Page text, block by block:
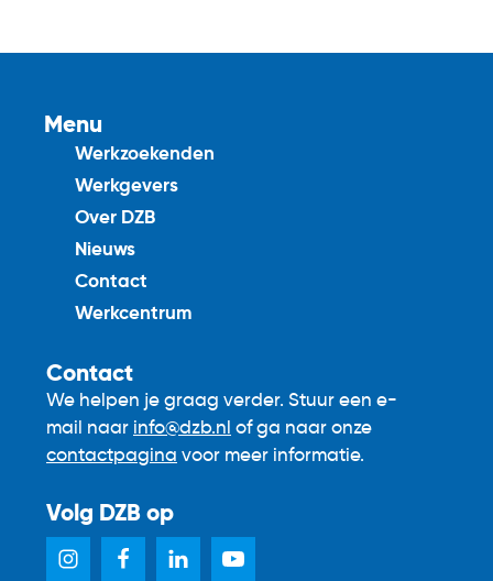
Menu
Werkzoekenden
Werkgevers
Over DZB
Nieuws
Contact
Werkcentrum
Contact
We helpen je graag verder. Stuur een e-
mail naar info@dzb.nl of ga naar onze
contactpagina voor meer informatie.
Volg DZB op